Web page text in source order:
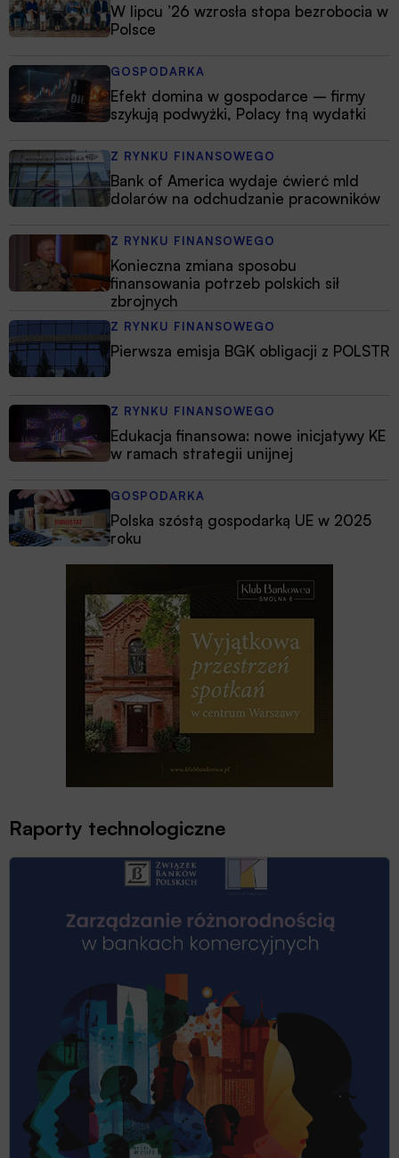
W lipcu ’26 wzrosła stopa bezrobocia w
Polsce
GOSPODARKA
Efekt domina w gospodarce – firmy
szykują podwyżki, Polacy tną wydatki
Z RYNKU FINANSOWEGO
Bank of America wydaje ćwierć mld
dolarów na odchudzanie pracowników
Z RYNKU FINANSOWEGO
Konieczna zmiana sposobu
finansowania potrzeb polskich sił
zbrojnych
Z RYNKU FINANSOWEGO
Pierwsza emisja BGK obligacji z POLSTR
Z RYNKU FINANSOWEGO
Edukacja finansowa: nowe inicjatywy KE
w ramach strategii unijnej
GOSPODARKA
Polska szóstą gospodarką UE w 2025
roku
Raporty technologiczne